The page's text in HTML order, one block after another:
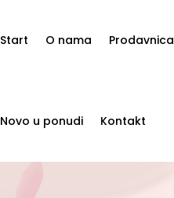
Start O nama Prodavnica
Novo u ponudi Kontakt